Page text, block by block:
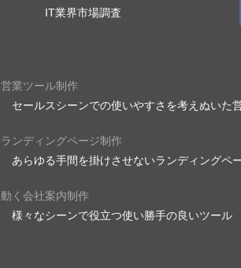
IT業界市場調査
営業ツール制作
セールスシーンでの使いやすさを考えぬいた
ランディングページ制作
あらゆる手間を掛けさせないランディングペ
動く会社案内制作
様々なシーンで役立つ使い勝手の良いツール